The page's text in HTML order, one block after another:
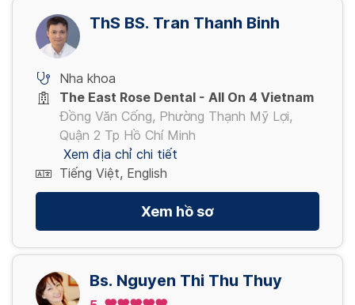
ThS BS. Tran Thanh Binh
Nha khoa
The East Rose Dental - All On 4 Vietnam
Đồng Văn Cống, Phường Thạnh Mỹ Lợi,
Quận 2 Tp Hồ Chí Minh
Xem địa chỉ chi tiết
Tiếng Việt, English
Xem hồ sơ
Bs. Nguyen Thi Thu Thuy